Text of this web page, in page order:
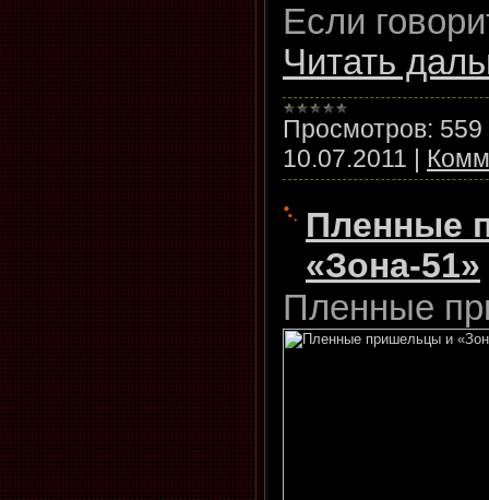
Если
Читать
Просмотров: 559
10.07.2011 |
Пленные
«Зона-51»
Пленные